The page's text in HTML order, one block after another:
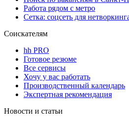
Работа рядом с метро
Сетка: соцсеть для
Соискателям
hh PRO
Готовое резюме
Все сервисы
Хочу у вас работать
Производственный календарь
Экспертная рекомендация
Новости и статьи